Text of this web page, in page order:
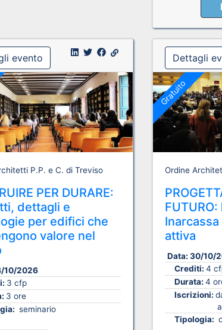
evento
P.P. e C. di Treviso
PER DURARE:
dettagli e
per edifici che
valore nel
10/2026
3 cfp
3 ore
seminario
Dettagli
Gratuito
Ordine
attiva
Data: 30/10/
Crediti: 4
Durata: 4
Iscrizioni:
Tipologia: